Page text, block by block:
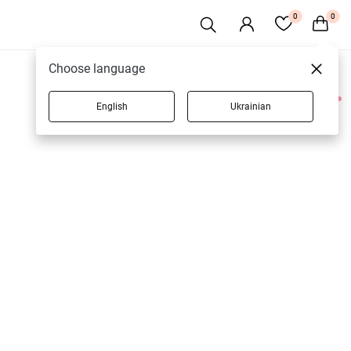
0 0
1 товаров
Choose language
English Ukrainian